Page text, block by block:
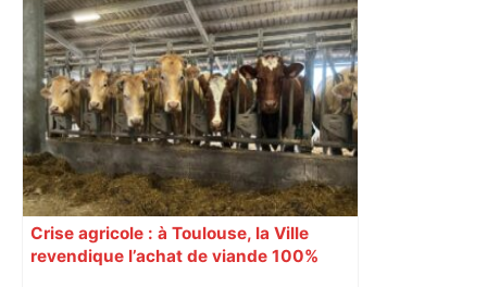
Crise agricole : à Toulouse, la Ville
revendique l’achat de viande 100%